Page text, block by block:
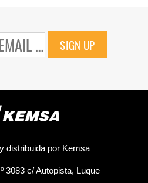
SIGN UP
distribuida por Kemsa
3083 c/ Autopista, Luque